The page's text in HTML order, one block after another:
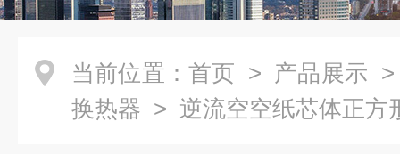
当前位置： 首页 > 产品展示
换热器 > 逆流空空纸芯体正方